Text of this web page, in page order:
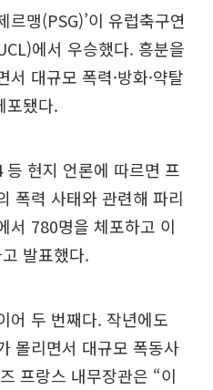
르맹(PSG)’이 유럽축구연
에서 우승했다. 흥분을
대규모 폭력·방화·약탈
포됐다.
현지 언론에 따르면 프
폭력 사태와 관련해 파리
서 780명을 체포하고 이
발표했다.
어 두 번째다. 작년에도
몰리면서 대규모 폭동사
프랑스 내무장관은 “이